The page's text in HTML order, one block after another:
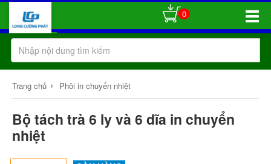
Toggle
0
Trang chủ › Phôi in chuyển nhiệt
Bộ tách trà 6 ly và 6 dĩa in chuyển
nhiệt